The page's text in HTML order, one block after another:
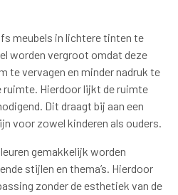
meubels in lichtere tinten te
worden vergroot omdat deze
te vervagen en minder nadruk te
ruimte. Hierdoor lijkt de ruimte
Dit draagt bij aan een
voor zowel kinderen als ouders.
gemakkelijk worden
stijlen en thema’s. Hierdoor
zonder de esthetiek van de